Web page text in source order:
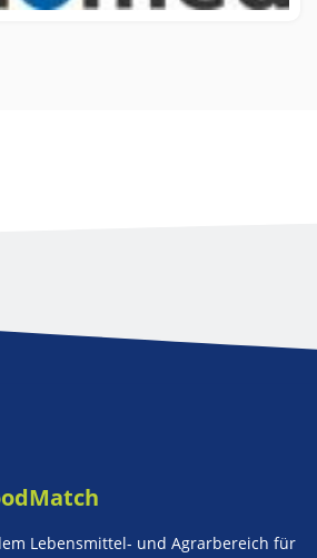
Lebensmittel- und Agrarbereich für